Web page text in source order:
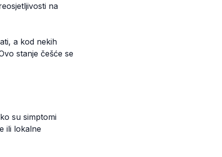
na
a kod nekih
stanje češće se
su simptomi
ili lokalne